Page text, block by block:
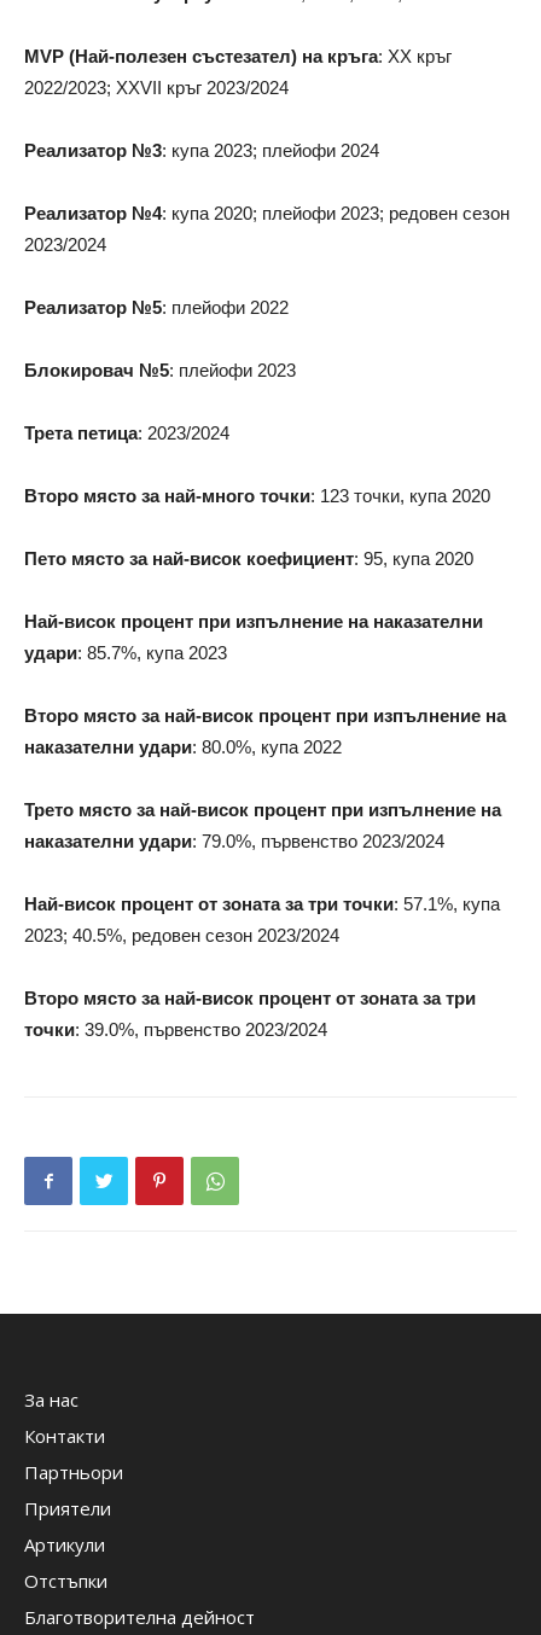
MVP (Най-полезен състезател) на кръга: XX кръг
2022/2023; XXVII кръг 2023/2024
Реализатор №3: купа 2023; плейофи 2024
Реализатор №4: купа 2020; плейофи 2023; редовен сезон
2023/2024
Реализатор №5: плейофи 2022
Блокировач №5: плейофи 2023
Трета петица: 2023/2024
Второ място за най-много точки: 123 точки, купа 2020
Пето място за най-висок коефициент: 95, купа 2020
Най-висок процент при изпълнение на наказателни
удари: 85.7%, купа 2023
Второ място за най-висок процент при изпълнение на
наказателни удари: 80.0%, купа 2022
Трето място за най-висок процент при изпълнение на
наказателни удари: 79.0%, първенство 2023/2024
Най-висок процент от зоната за три точки: 57.1%, купа
2023; 40.5%, редовен сезон 2023/2024
Второ място за най-висок процент от зоната за три
точки: 39.0%, първенство 2023/2024
За нас
Контакти
Партньори
Приятели
Артикули
Отстъпки
Благотворителна дейност